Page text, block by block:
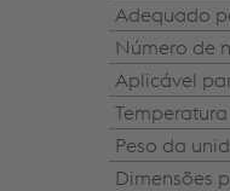
Adequado
Número de
Aplicável
Peso da
Dimensões